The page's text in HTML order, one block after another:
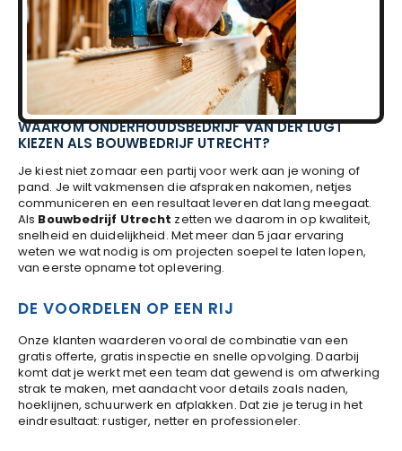
WAAROM ONDERHOUDSBEDRIJF VAN DER LUGT
KIEZEN ALS BOUWBEDRIJF UTRECHT?
Je kiest niet zomaar een partij voor werk aan je woning of
pand. Je wilt vakmensen die afspraken nakomen, netjes
communiceren en een resultaat leveren dat lang meegaat.
Als Bouwbedrijf Utrecht zetten we daarom in op kwaliteit,
snelheid en duidelijkheid. Met meer dan 5 jaar ervaring
weten we wat nodig is om projecten soepel te laten lopen,
van eerste opname tot oplevering.
DE VOORDELEN OP EEN RIJ
Onze klanten waarderen vooral de combinatie van een
gratis offerte, gratis inspectie en snelle opvolging. Daarbij
komt dat je werkt met een team dat gewend is om afwerking
strak te maken, met aandacht voor details zoals naden,
hoeklijnen, schuurwerk en afplakken. Dat zie je terug in het
eindresultaat: rustiger, netter en professioneler.